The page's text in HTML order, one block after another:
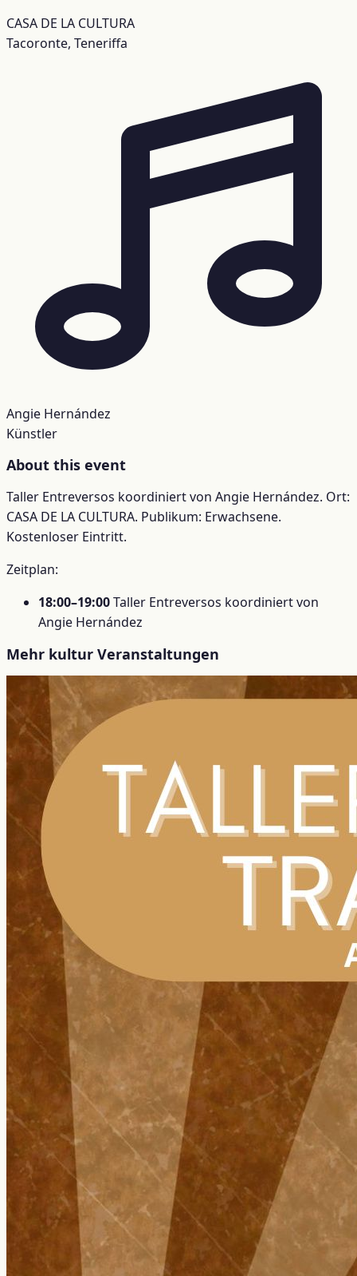
CASA DE LA CULTURA
Tacoronte, Teneriffa
Angie Hernández
Künstler
About this event
Taller Entreversos koordiniert von Angie Hernández. Ort:
CASA DE LA CULTURA. Publikum: Erwachsene.
Kostenloser Eintritt.
Zeitplan:
18:00–19:00Taller Entreversos koordiniert von
Angie Hernández
Mehr kultur Veranstaltungen